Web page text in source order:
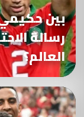
بين
رسالة
العالم؟